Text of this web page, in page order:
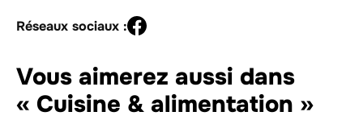
Réseaux sociaux :
Vous aimerez aussi dans
« Cuisine & alimentation »